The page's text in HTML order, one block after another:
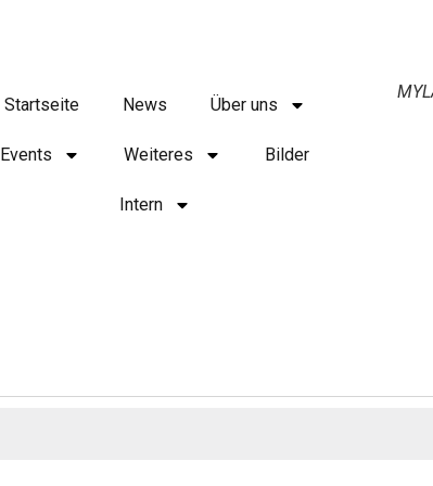
Startseite News Über uns
Events Weiteres Bilder
Intern